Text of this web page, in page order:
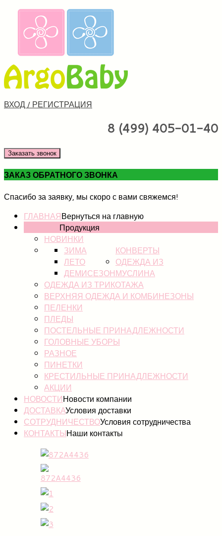
ВХОД / РЕГИСТРАЦИЯ
8 (499) 405-01-40
Заказать звонок
ЗАКАЗ ОБРАТНОГО ЗВОНКА
Спасибо за заявку, мы скоро с вами свяжемся!
ГЛАВНАЯВернуться на главную
Продукция
НОВИНКИ
КОНВЕРТЫ
ЗИМА
ЛЕТО
ДЕМИСЕЗОН
ОДЕЖДА ИЗ
МУСЛИНА
ОДЕЖДА ИЗ ТРИКОТАЖА
ВЕРХНЯЯ ОДЕЖДА И КОМБИНЕЗОНЫ
ПЕЛЕНКИ
ПЛЕДЫ
ПОСТЕЛЬНЫЕ ПРИНАДЛЕЖНОСТИ
ГОЛОВНЫЕ УБОРЫ
РАЗНОЕ
ПИНЕТКИ
КРЕСТИЛЬНЫЕ ПРИНАДЛЕЖНОСТИ
АКЦИИ
НОВОСТИНовости компании
ДОСТАВКАУсловия доставки
СОТРУДНИЧЕСТВОУсловия сотрудничества
КОНТАКТЫНаши контакты